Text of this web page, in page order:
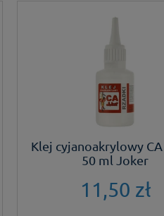
Klej cyjanoakrylowy
50 ml Joker
11,50 zł